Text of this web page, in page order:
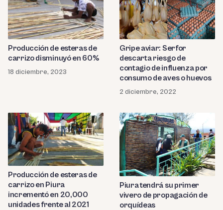
Producción de esteras de
carrizo disminuyó en 60%
18 diciembre, 2023
Gripe aviar: Serfor
descarta riesgo de
contagio de influenza por
consumo de aves o huevos
2 diciembre, 2022
Producción de esteras de
carrizo en Piura
incrementó en 20,000
unidades frente al 2021
Piura tendrá su primer
vivero de propagación de
orquídeas